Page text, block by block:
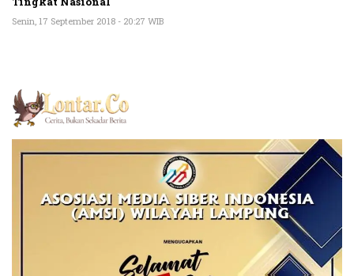
Senin, 17 September 2018 - 20:27 WIB